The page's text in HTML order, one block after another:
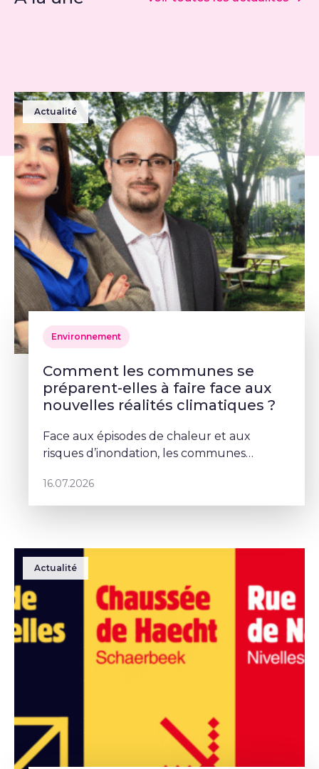
Actualité
Environnement
Comment les communes se
préparent-elles à faire face aux
nouvelles réalités climatiques ?
Face aux épisodes de chaleur et aux
risques d’inondation, les communes
Schaerbeek, Deborah Lorenzino mise sur la
végétalisation et la participation cito
16.07.2026
Actualité